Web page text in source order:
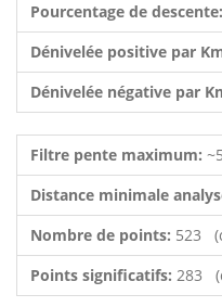
Pourcentage de descente:
Dénivelée positive par
Dénivelée négative par
Filtre pente maximum:
Distance minimale
Nombre de points: 523
Points significatifs: 283